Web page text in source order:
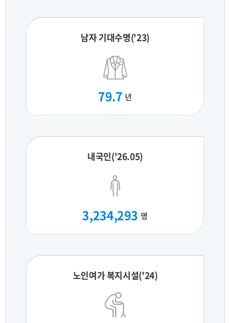
남자 기대수명('23)
79.7 년
내국인('26.05)
3,234,293 명
노인여가 복지시설('24)